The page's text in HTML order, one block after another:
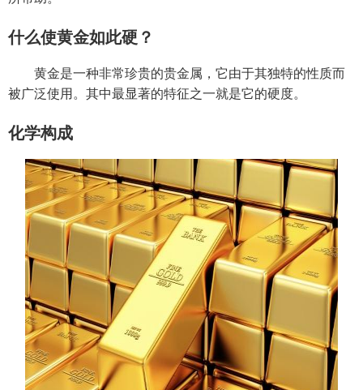
什么使黄金如此硬？
黄金是一种非常珍贵的贵金属，它由于其独特的性质而
被广泛使用。其中最显著的特征之一就是它的硬度。
化学构成